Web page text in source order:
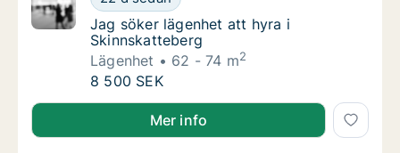
Jag söker lägenhet att hyra i
Jag söker lägenhet att hyra i
Skinnskatteberg
Lägenhet
62 - 74 m2
Jag söker lägenhet att hyra i
8 500 SEK
Jag söker lägenhet att hyra i Skinnskatteberg
Mer info